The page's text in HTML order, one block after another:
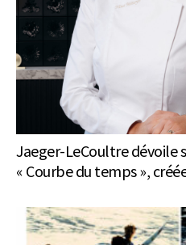
Jaeger-LeCoultre dévoile
« Courbe du temps »,